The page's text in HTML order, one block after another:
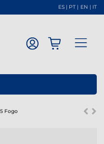
ES | PT | EN | IT
Fogo